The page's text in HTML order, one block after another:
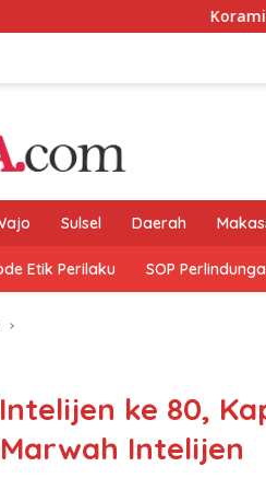
Koramil 1406-09/
Sulsel Daerah
Etik Perilaku SOP
ke 80,
Intelijen